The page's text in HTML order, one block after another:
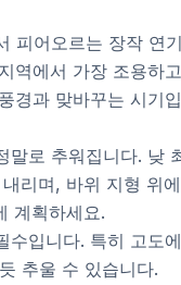
피어오르는 장작 연
역에서 가장 조용하
경과 맞바꾸는 시기
말로 추워집니다. 낮
내리며, 바위 지형 위
계획하세요.
수입니다. 특히 고도
추울 수 있습니다.